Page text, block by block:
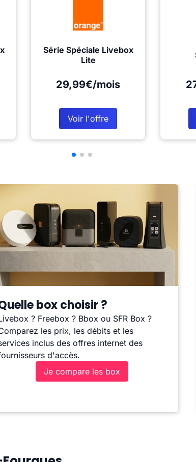
Série Spéciale Livebox
Lite
29,99€/mois
Voir l'offre
box choisir ?
? Freebox ? Bbox ou SFR Box ?
les prix, les débits et les
inclus des offres internet des
d'accès.
Je compare les box